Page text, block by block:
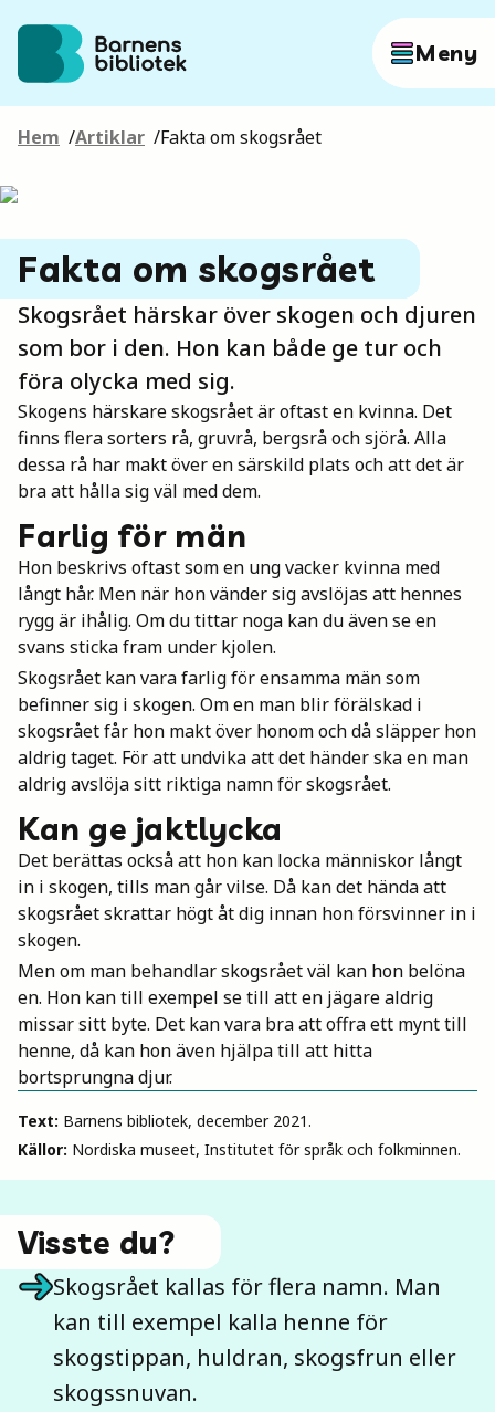
Hoppa till innehållet
Meny
Författare
Böcker
Hitta mer
Sök
Mina böcker
Vuxen
Utskrifter
Hem /Artiklar /Fakta om skogsrået
Fakta om skogsrået
Skogsrået härskar över skogen och djuren
som bor i den. Hon kan både ge tur och
föra olycka med sig.
Skogens härskare skogsrået är oftast en kvinna. Det
finns flera sorters rå, gruvrå, bergsrå och sjörå. Alla
dessa rå har makt över en särskild plats och att det är
bra att hålla sig väl med dem.
Farlig för män
Hon beskrivs oftast som en ung vacker kvinna med
långt hår. Men när hon vänder sig avslöjas att hennes
rygg är ihålig. Om du tittar noga kan du även se en
svans sticka fram under kjolen.
Skogsrået kan vara farlig för ensamma män som
befinner sig i skogen. Om en man blir förälskad i
skogsrået får hon makt över honom och då släpper hon
aldrig taget. För att undvika att det händer ska en man
aldrig avslöja sitt riktiga namn för skogsrået.
Kan ge jaktlycka
Det berättas också att hon kan locka människor långt
in i skogen, tills man går vilse. Då kan det hända att
skogsrået skrattar högt åt dig innan hon försvinner in i
skogen.
Men om man behandlar skogsrået väl kan hon belöna
en. Hon kan till exempel se till att en jägare aldrig
missar sitt byte. Det kan vara bra att offra ett mynt till
henne, då kan hon även hjälpa till att hitta
bortsprungna djur.
Text: Barnens bibliotek, december 2021.
Källor: Nordiska museet, Institutet för språk och folkminnen.
Visste du?
Skogsrået kallas för flera namn. Man
kan till exempel kalla henne för
skogstippan, huldran, skogsfrun eller
skogssnuvan.